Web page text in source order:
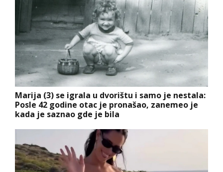
Marija (3) se igrala u dvorištu i samo je nestala:
Posle 42 godine otac je pronašao, zanemeo je
kada je saznao gde je bila